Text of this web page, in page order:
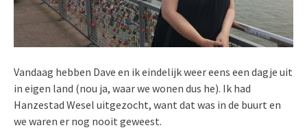
Vandaag hebben Dave en ik eindelijk weer eens een dagje uit
in eigen land (nou ja, waar we wonen dus he). Ik had
Hanzestad Wesel uitgezocht, want dat was in de buurt en
we waren er nog nooit geweest.